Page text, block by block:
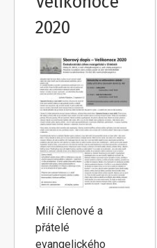
2020
Milí členové a
přátelé
evangelického